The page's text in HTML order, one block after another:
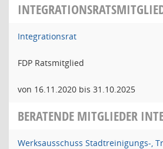
Integrationsrat
FDP Ratsmitglied
von 16.11.2020 bis 31.10.2025
BERATENDE MITGLIEDER
Werksausschuss Stadtreinigungs-,